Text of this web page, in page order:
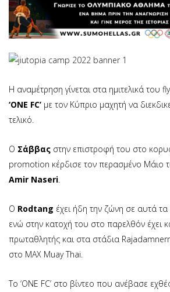
Η αναμέτρηση γίνεται στα ημιτελικά του
‘ONE FC’ με τον Κύπριο μαχητή να
τελικό.
Ο Σάββας στην επιστροφή του στο
promotion κέρδισε τον περασμένο Μάιο
Amir Naseri
O Rodtang έχει ήδη την ζώνη σε αυτά τα
ενώ στην κατοχή του στο παρελθόν έχει
πρωταθλητής και στα στάδια
στο MAX Muay Thai.
Το ‘ONE FC’ στο βίντεο που ανέβασε